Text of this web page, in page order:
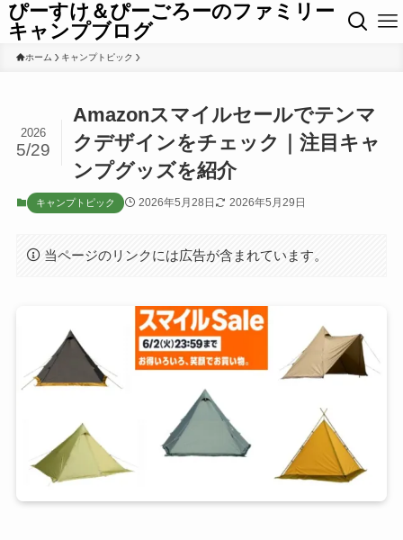
ぴーすけ＆ぴーごろーのファミリー
キャンプブログ
ホーム キャンプトピック
Amazonスマイルセールでテンマ
クデザインをチェック｜注目キャ
ンプグッズを紹介
2026
5/29
キャンプトピック 2026年5月28日 2026年5月29日
当ページのリンクには広告が含まれています。